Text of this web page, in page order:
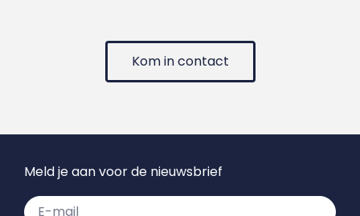
Kom in contact
Meld je aan voor de nieuwsbrief